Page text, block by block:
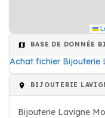
BASE DE DONNÉE
Achat fichier Bijouterie
BIJOUTERIE
Bijouterie Lavigne